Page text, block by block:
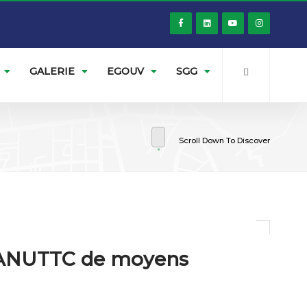
GALERIE EGOUV SGG
Scroll Down To Discover
de moyens